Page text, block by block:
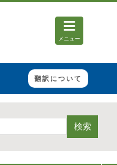
メニュー
翻訳について
検索